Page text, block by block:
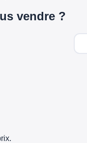
vendre ?